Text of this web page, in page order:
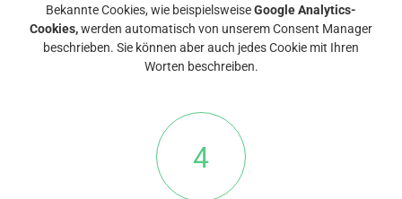
Bekannte Cookies, wie beispielsweiseGoogle Analytics-
Cookies,werden automatisch von unserem Consent Manager
beschrieben. Sie können aber auch jedes Cookie mit Ihren
Worten beschreiben.
4